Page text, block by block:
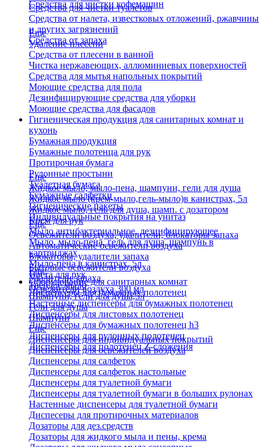
Средства для чистки кофемашин
Средства для чистки туалетов
Средства от налета, известковых отложений, ржавчины
и других загрязнений
Средства от запаха
Еще
Удаление плесени
Средства от плесени в ванной
Чистка нержавеющих, аллюминиевых поверхностей
Средства для мытья напольных покрытий
Моющие средства для пола
Дезинфицирующие средства для уборки
Моющие средства для фасадов
Гигиеническая продукция для санитарных комнат и
кухонь
Бумажная продукция
Бумажные полотенца для рук
Протирочная бумага
Рулонные простыни
Туалетная бумага
Бумажные салфетки
Гигиенические пакеты
Индивидуальные покрытия на унитаз
Еще
Жидкое мыло, мыло-пена, шампуни, гели для душа
Жидкое мыло (крем-мыло,гель-мыло)в канистрах, 5л
Жидкое мыло, гель для душа, шамп. с дозатором
Крем для рук
Мыло антибактериальное, дезинфицирующее
Мыло, мыло-пена, гель для душа, шампунь в
картриджах
Мыло-пена в канистрах, 5л
Паста для рук
Твердое мыло
Шампуни, гели для душа,5л
Гели для душа
Шампуни
Еще
Освежители воздуха, удалители, блокаторы запаха
Автоматические освежители воздуха
Блокаторы, удалители запаха
Бытовые освежители воздуха
Удалители запаха
Освежители воздуха 300 мл
Еще
Оборудование для санитарных комнат
Диспенсеры для бумажных полотенец
Настенные диспенсеры для бумажных полотенец
Диспенсеры для листовых полотенец
Диспенсеры для бумажных полотенец h3
Диспенсеры для рулонных полотенец
Диспенсеры для полотенец Z-сложения
Еще
Диспенсеры для индивидуальных покрытий
Диспенсеры для освежителей воздуха
Диспенсеры для салфеток
Диспенсеры для салфеток настольные
Диспенсеры для туалетной бумаги
Диспенсеры для туалетной бумаги в больших рулонах
Настенные диспенсеры для туалетной бумаги
Диспесеры для протирочных материалов
Дозаторы для дез.средств
Дозаторы для жидкого мыла и пены, крема